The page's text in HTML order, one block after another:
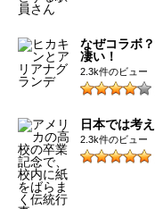
なぜコラボ
凄い！
2.3k件のビュー
日本では考
2.3k件のビュー